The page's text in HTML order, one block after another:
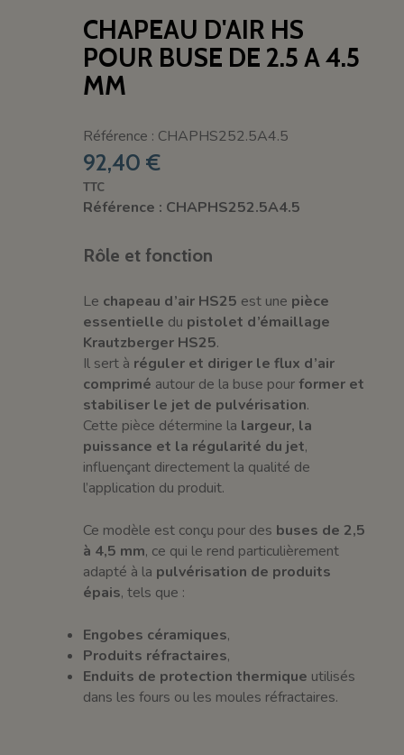
CHAPEAU D'AIR HS
POUR BUSE DE 2.5 A 4.5
MM
Référence : CHAPHS252.5A4.5
92,40 €
TTC
Référence : CHAPHS252.5A4.5
Rôle et fonction
Le chapeau d’air HS25 est une pièce
essentielle du pistolet d’émaillage
Krautzberger HS25.
Il sert à réguler et diriger le flux d’air
comprimé autour de la buse pourformer et
stabiliser le jet de pulvérisation.
Cette pièce détermine la largeur, la
puissance et la régularité du jet,
influençant directement la qualité de
l’application du produit.
Ce modèle est conçu pour des buses de 2,5
à 4,5 mm, ce qui le rend particulièrement
adapté à la pulvérisation de produits
épais, tels que :
Engobes céramiques,
Produits réfractaires,
Enduits de protection thermique utilisés
dans les fours ou les moules réfractaires.